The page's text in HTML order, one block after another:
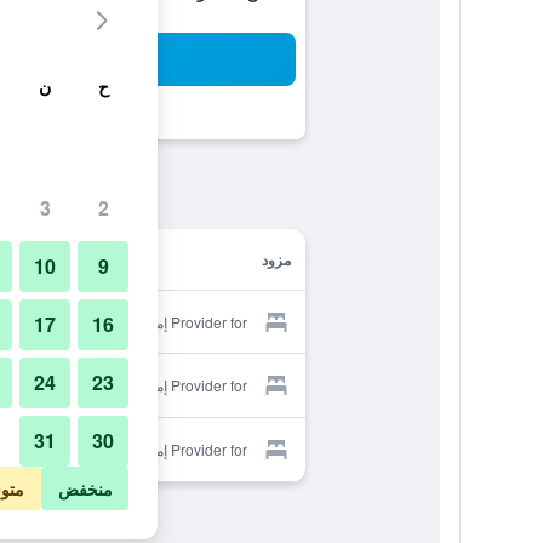
مزود
Provider for إمبوريكون
Provider for إمبوريكون
Provider for إمبوريكون
ح ن
2
3
9
10
16
17
23
24
30
31
منخفض